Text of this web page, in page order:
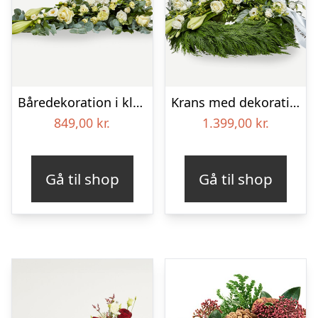
Båredekoration i klassisk stil – creme
849,00 kr.
Gå til shop
Krans med dekoration i klassisk stil og bånd creme
1.399,00 kr.
Gå til shop